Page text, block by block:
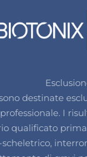
destinate
I
qualificato